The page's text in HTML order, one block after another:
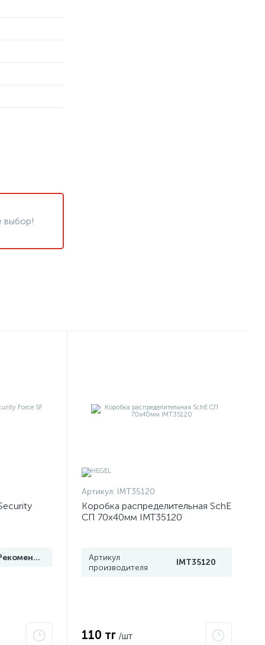
выбор!
Рекомендуем
Артикул: IMT35120
Коробка распределительная SchE
СП 70х40мм IMT35120
Артикул
производителя
IMT35120
110 тг /шт